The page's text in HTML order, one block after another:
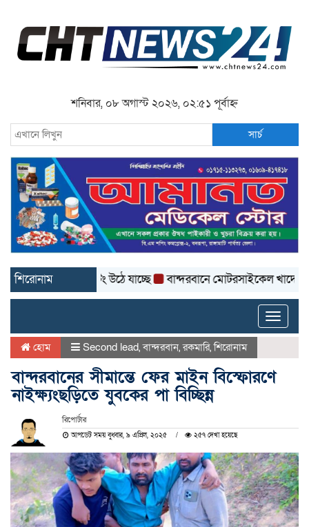
শনিবার, ০৮ অগাস্ট ২০২৬, ০২:৫১ পূর্বাহ্ন
সার্চ
শিরোনাম
সড়কের কার্পেটিং উঠে যাচ্ছে বান্দরবানে মোটরসাইকেল খাদে পড়ে
Toggle
হোম Second lead,বান্দরবান,রকমারি,শিরোনাম
বান্দরবানের সীমান্তে ফের মাইন বিস্ফোরণে
নাইক্ষ্যংছড়িতে যুবকের পা বিচ্ছিন্ন
রিপোর্টার
আপডেট সময় বুধবার, ৯ এপ্রিল, ২০২৫ ২৫৭ দেখা হয়েছে